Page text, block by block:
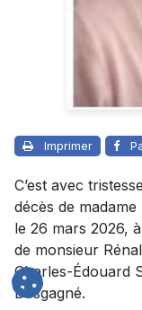
Imprimer
C’est avec
décès de
le 26 mars 2026,
de monsieur
Charles-Édouard
Desgagné.